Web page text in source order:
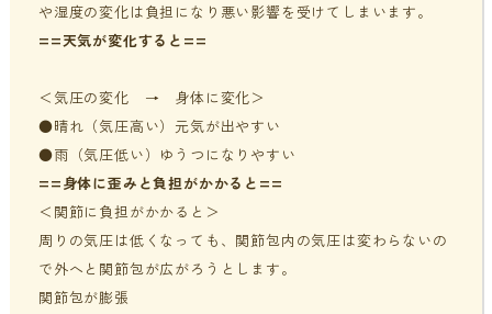
や湿度の変化は負担になり悪い影響を受けてしまいます。
==天気が変化すると==
＜気圧の変化 → 身体に変化＞
●晴れ（気圧高い）元気が出やすい
●雨（気圧低い）ゆうつになりやすい
==身体に歪みと負担がかかると==
＜関節に負担がかかると＞
周りの気圧は低くなっても、関節包内の気圧は変わらないの
で外へと関節包が広がろうとします。
関節包が膨張